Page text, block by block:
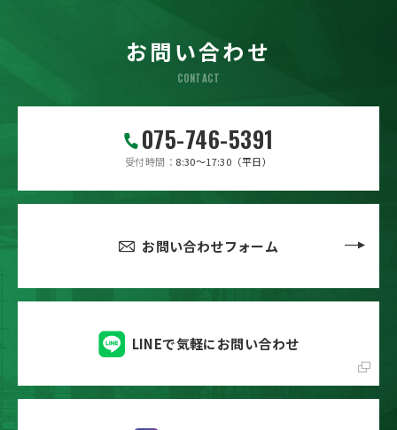
お問い合わせ
CONTACT
075-746-5391
受付時間 8:30～17:30（平日）
お問い合わせフォーム
LINEで気軽にお問い合わせ